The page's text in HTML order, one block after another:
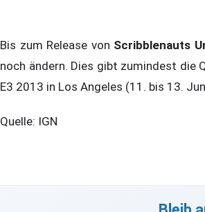
Bis zum Release von Scribblenauts
noch ändern. Dies gibt zumindest die
E3 2013 in Los Angeles (11. bis 13.
Quelle: IGN